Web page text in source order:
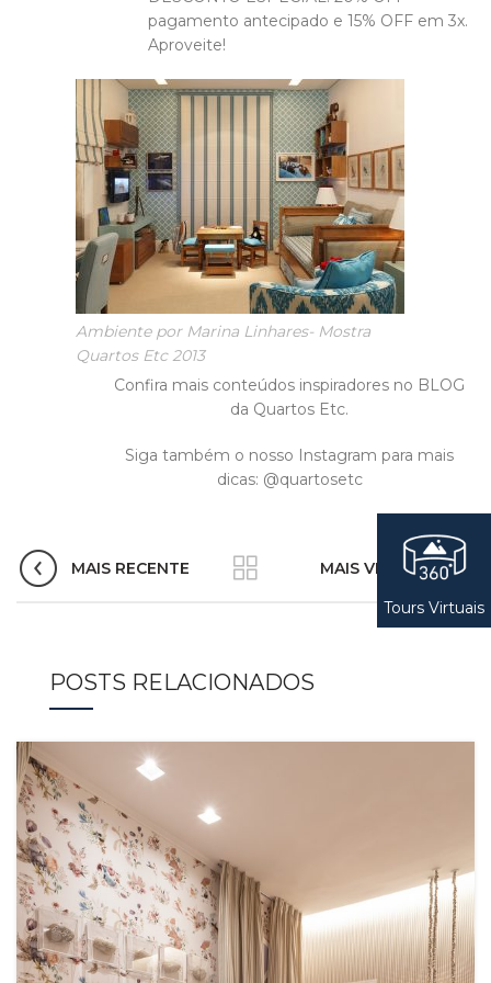
pagamento antecipado e 15% OFF em 3x.
Aproveite!
Ambiente por Marina Linhares- Mostra
Quartos Etc 2013
Confira mais conteúdos inspiradores no BLOG
da Quartos Etc.
Siga também o nosso Instagram para mais
dicas: @quartosetc
MAIS RECENTE MAIS VELHO
POSTS RELACIONADOS
Tours Virtuais